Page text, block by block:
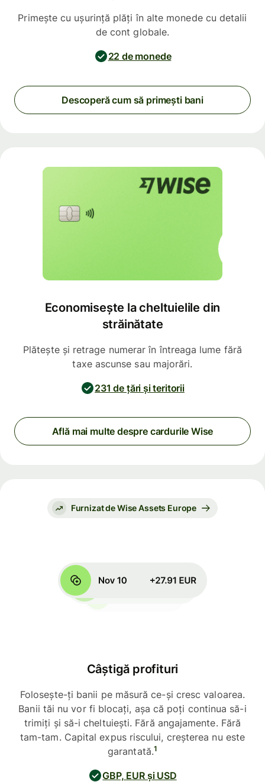
Primește cu ușurință plăți în alte monede cu detalii
de cont globale.
22 de monede
Descoperă cum să primești bani
Economisește la cheltuielile din
străinătate
Plătește și retrage numerar în întreaga lume fără
taxe ascunse sau majorări.
231 de țări și teritorii
Află mai multe despre cardurile Wise
Furnizat de Wise Assets Europe
Câștigă profituri
Folosește-ți banii pe măsură ce-și cresc valoarea.
Banii tăi nu vor fi blocați, așa că poți continua să-i
trimiți și să-i cheltuiești. Fără angajamente. Fără
tam-tam. Capital expus riscului, creșterea nu este
garantată.1
GBP, EUR și USD